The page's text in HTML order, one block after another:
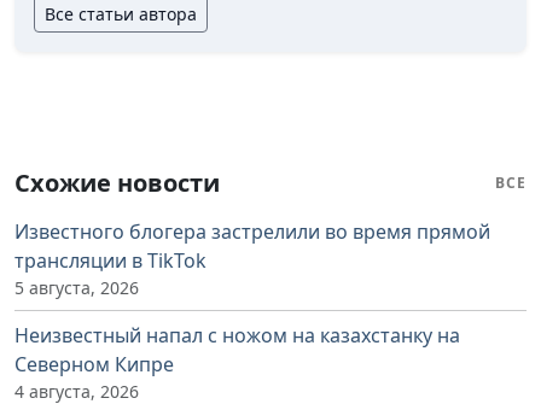
Все статьи автора
Схожие новости ВСЕ
Известного блогера застрелили во время прямой
трансляции в TikTok
5 августа, 2026
Неизвестный напал с ножом на казахстанку на
Северном Кипре
4 августа, 2026